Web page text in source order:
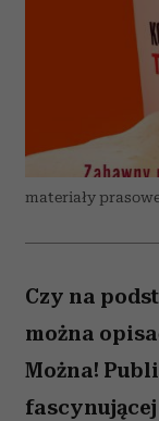
materiały
Czy na
można
Można!